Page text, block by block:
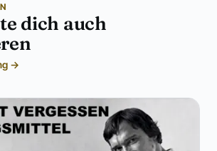
dich auch
→